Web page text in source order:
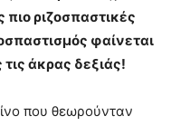
ριζοσπαστικές
φαίνεται
άκρας δεξιάς!
που θεωρούνταν